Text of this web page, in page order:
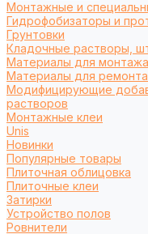
Монтажные и
Гидрофобизаторы и
Грунтовки
Кладочные растворы,
Материалы для
Материалы для
Модифицирующие
растворов
Монтажные клеи
Unis
Новинки
Популярные товары
Плиточная облицовка
Плиточные клеи
Затирки
Устройство полов
Ровнители